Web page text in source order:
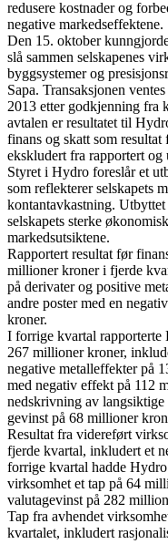
redusere kostnader og
negative markedseffektene.
Den 15. oktober
slå sammen selskapenes
byggsystemer og
Sapa. Transaksjonen
2013 etter godkjenning fra
avtalen er resultatet til
finans og skatt som
ekskludert fra rapportert
Styret i Hydro foreslår et
som reflekterer selskapets
kontantavkastning.
selskapets sterke
markedsutsiktene.
Rapportert resultat før
millioner kroner i fjerde
på derivater og positive
andre poster med en
kroner.
I forrige kvartal rapporterte
267 millioner kroner,
negative metalleffekter på
med negativ effekt på 112
nedskrivning av
gevinst på 68 millioner
Resultat fra videreført
fjerde kvartal, inkludert et
forrige kvartal hadde
virksomhet et tap på 64
valutagevinst på 282
Tap fra avhendet
kvartalet, inkludert